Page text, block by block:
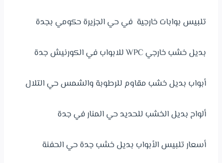
تلبيس بوابات خارجية في حي الجزيرة حكومي بجدة
بديل خشب خارجي WPC للابواب في الكورنيش جدة
أبواب بديل خشب مقاوم للرطوبة والشمس حي التلال
ألواح بديل الخشب للحديد حي المنار في جدة
أسعار تلبيس الأبواب بديل خشب جدة حي الحفنة